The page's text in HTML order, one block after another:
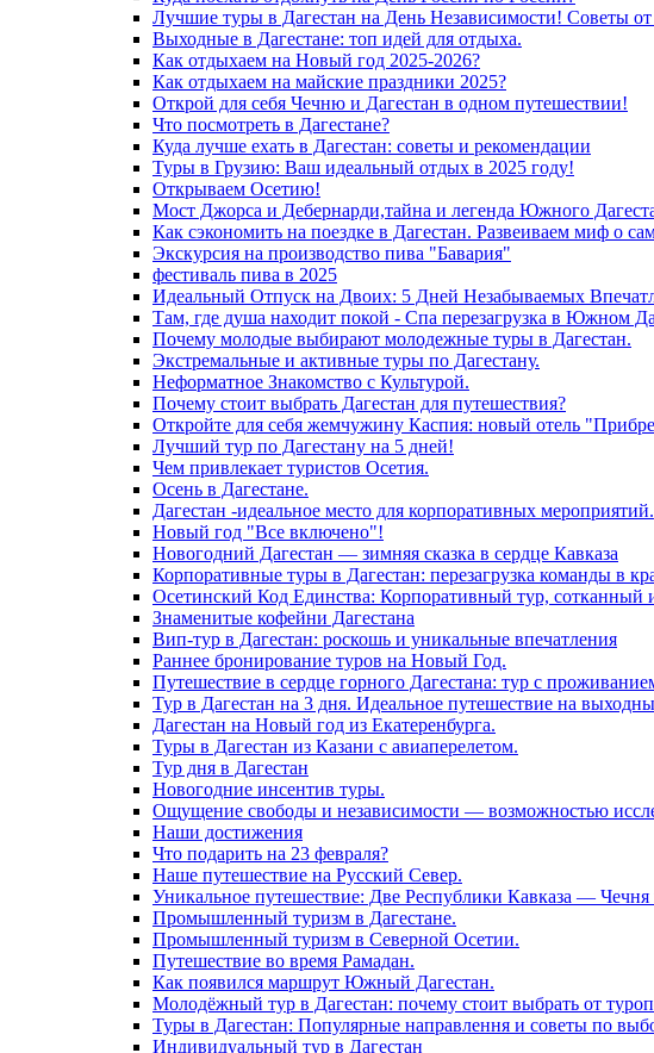
Лучшие туры в Дагестан на День Независимости! Советы от
Выходные в Дагестане: топ идей для отдыха.
Как отдыхаем на Новый год 2025-2026?
Как отдыхаем на майские праздники 2025?
Открой для себя Чечню и Дагестан в одном путешествии!
Что посмотреть в Дагестане?
Куда лучше ехать в Дагестан: советы и рекомендации
Туры в Грузию: Ваш идеальный отдых в 2025 году!
Открываем Осетию!
Мост Джорса и Дебернарди,тайна и легенда Южного
Как сэкономить на поездке в Дагестан. Развеиваем миф о
Экскурсия на производство пива "Бавария"
фестиваль пива в 2025
Идеальный Отпуск на Двоих: 5 Дней Незабываемых
Там, где душа находит покой - Спа перезагрузка в Южном
Почему молодые выбирают молодежные туры в Дагестан.
Экстремальные и активные туры по Дагестану.
Неформатное Знакомство с Культурой.
Почему стоит выбрать Дагестан для путешествия?
Откройте для себя жемчужину Каспия: новый отель
Лучший тур по Дагестану на 5 дней!
Чем привлекает туристов Осетия.
Осень в Дагестане.
Дагестан -идеальное место для корпоративных мероприятий.
Новый год "Все включено"!
Новогодний Дагестан — зимняя сказка в сердце Кавказа
Корпоративные туры в Дагестан: перезагрузка команды в
Осетинский Код Единства: Корпоративный тур, сотканный
Знаменитые кофейни Дагестана
Вип-тур в Дагестан: роскошь и уникальные впечатления
Раннее бронирование туров на Новый Год.
Путешествие в сердце горного Дагестана: тур с
Тур в Дагестан на 3 дня. Идеальное путешествие на
Дагестан на Новый год из Екатеренбурга.
Туры в Дагестан из Казани с авиаперелетом.
Тур дня в Дагестан
Новогодние инсентив туры.
Ощущение свободы и независимости — возможностью
Наши достижения
Что подарить на 23 февраля?
Наше путешествие на Русский Север.
Уникальное путешествие: Две Республики Кавказа — Чечня
Промышленный туризм в Дагестане.
Промышленный туризм в Северной Осетии.
Путешествие во время Рамадан.
Как появился маршрут Южный Дагестан.
Молодёжный тур в Дагестан: почему стоит выбрать от
Туры в Дагестан: Популярные направлення и советы по
Индивидуальный тур в Дагестан